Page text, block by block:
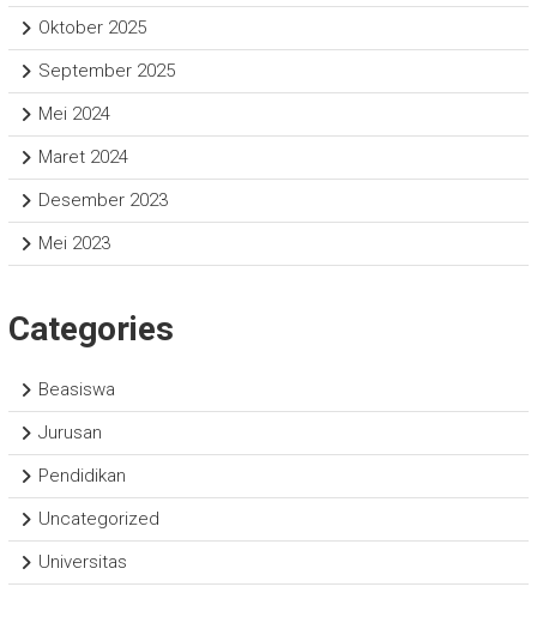
Oktober 2025
September 2025
Mei 2024
Maret 2024
Desember 2023
Mei 2023
Categories
Beasiswa
Jurusan
Pendidikan
Uncategorized
Universitas